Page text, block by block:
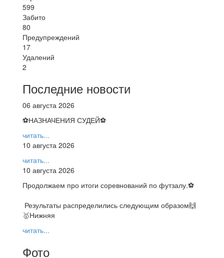
599
Забито
80
Предупреждений
17
Удалений
2
Последние новости
06 августа 2026
⚽НАЗНАЧЕНИЯ СУДЕЙ⚽
читать...
10 августа 2026
читать...
10 августа 2026
Продолжаем про итоги соревнований по футзалу.⚽️
Результаты распределились следующим образом🙌
🥇Нижняя
читать...
Фото